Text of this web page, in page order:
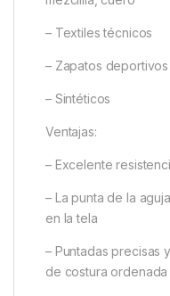
– Textiles técnicos
– Zapatos deportivos
– Sintéticos
Ventajas:
– Excelente
– La punta de la
en la tela
– Puntadas precisas
de costura ordenada